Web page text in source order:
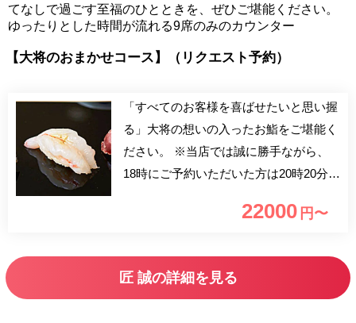
てなしで過ごす至福のひとときを、ぜひご堪能ください。
ゆったりとした時間が流れる9席のみのカウンター
【大将のおまかせコース】（リクエスト予約）
「すべてのお客様を喜ばせたいと思い握
る」大将の想いの入ったお鮨をご堪能く
ださい。 ※当店では誠に勝手ながら、
18時にご予約いただいた方は20時20分ま
た20時30分のお席でご予約をいただいた
ント欄にご記入ください。 ※アレルギ
22000 円〜
匠 誠の詳細を見る